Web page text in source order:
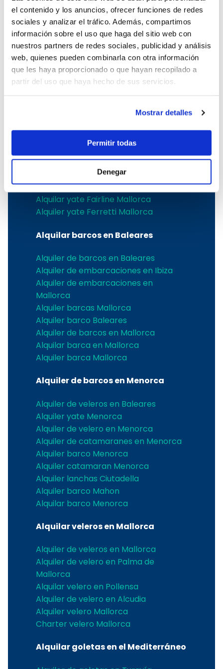
el contenido y los anuncios, ofrecer funciones de redes
sociales y analizar el tráfico. Además, compartimos
información sobre el uso que haga del sitio web con
nuestros partners de redes sociales, publicidad y análisis
web, quienes pueden combinarla con otra información
que les haya proporcionado o que hayan recopilado a
partir del uso que haya hecho de sus servicios.
Mostrar detalles
Permitir todas
Denegar
Alquiler de barcos sin licencia en
Mallorca
Los mejores astilleros
Alquiler velero Jeanneau Mallorca
Alquiler velero Bavaria Mallorca
Alquiler velero Bénéteau Mallorca
Alquiler velero Hanse en Mallorca
Alquiler catamarán Lagoon Mallorca
Alquiler catamarán Fountaine Pajot
Alquiler yate Sunseeker Mallorca
Alquilar yate Fairline Mallorca
Alquiler yate Ferretti Mallorca
Alquilar barcos en Baleares
Alquiler de barcos en Baleares
Alquiler de embarcaciones en Ibiza
Alquiler de embarcaciones en
Mallorca
Alquiler barcas Mallorca
Alquiler barco Baleares
Alquiler de barcos en Mallorca
Alquilar barca en Mallorca
Alquiler barca Mallorca
Alquiler de barcos en Menorca
Alquiler de veleros en Baleares
Alquiler yate Menorca
Alquiler de velero en Menorca
Alquiler de catamaranes en Menorca
Alquiler barco Menorca
Alquiler catamaran Menorca
Alquiler lanchas Ciutadella
Alquiler barco Mahon
Alquilar barco Menorca
Alquilar veleros en Mallorca
Alquiler de veleros en Mallorca
Alquiler de velero en Palma de
Mallorca
Alquilar velero en Pollensa
Alquiler de velero en Alcudia
Alquiler velero Mallorca
Charter velero Mallorca
Alquilar goletas en el Mediterráneo